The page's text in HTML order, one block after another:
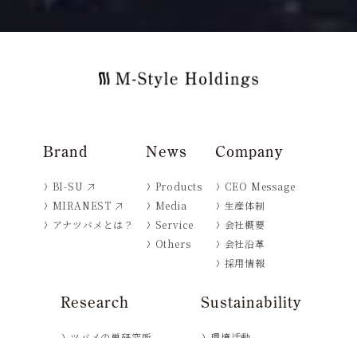
Brand
BI-SU
MIRANEST
アナツバメとは？
News
Products
Media
Service
Others
Company
CEO Message
生産体制
会社概要
会社沿革
採用情報
Research Sustainability